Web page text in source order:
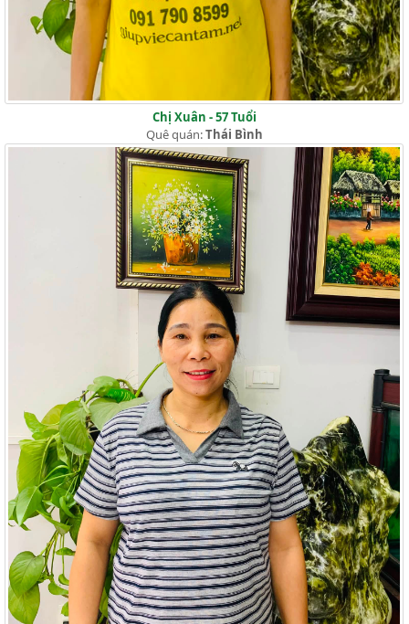
Chị Xuân - 57 Tuổi
Quê quán:Thái Bình